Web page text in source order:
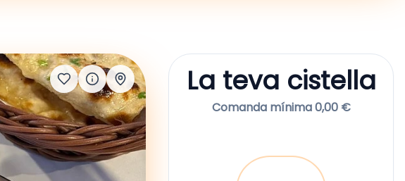
La teva cistella
Comanda mínima 0,00 €